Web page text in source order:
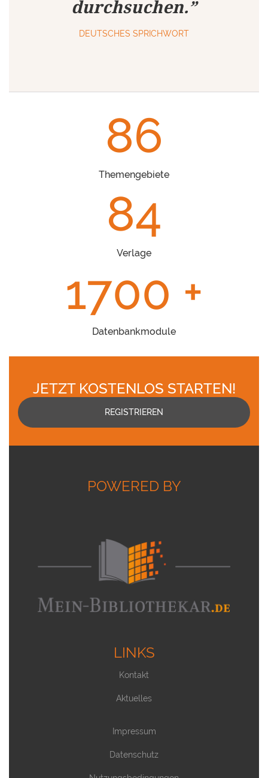
durchsuchen.”
DEUTSCHES SPRICHWORT
86
Themengebiete
84
Verlage
1700 +
Datenbankmodule
JETZT KOSTENLOS STARTEN!
REGISTRIEREN
POWERED BY
LINKS
Kontakt
Aktuelles
Impressum
Datenschutz